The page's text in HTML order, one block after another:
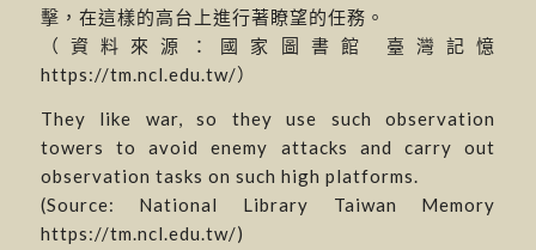
擊，在這樣的高台上進行著瞭望的任務。
（資料來源：國家圖書館 臺灣記憶
https://tm.ncl.edu.tw/）
They like war, so they use such observation
towers to avoid enemy attacks and carry out
observation tasks on such high platforms.
(Source: National Library Taiwan Memory
https://tm.ncl.edu.tw/)